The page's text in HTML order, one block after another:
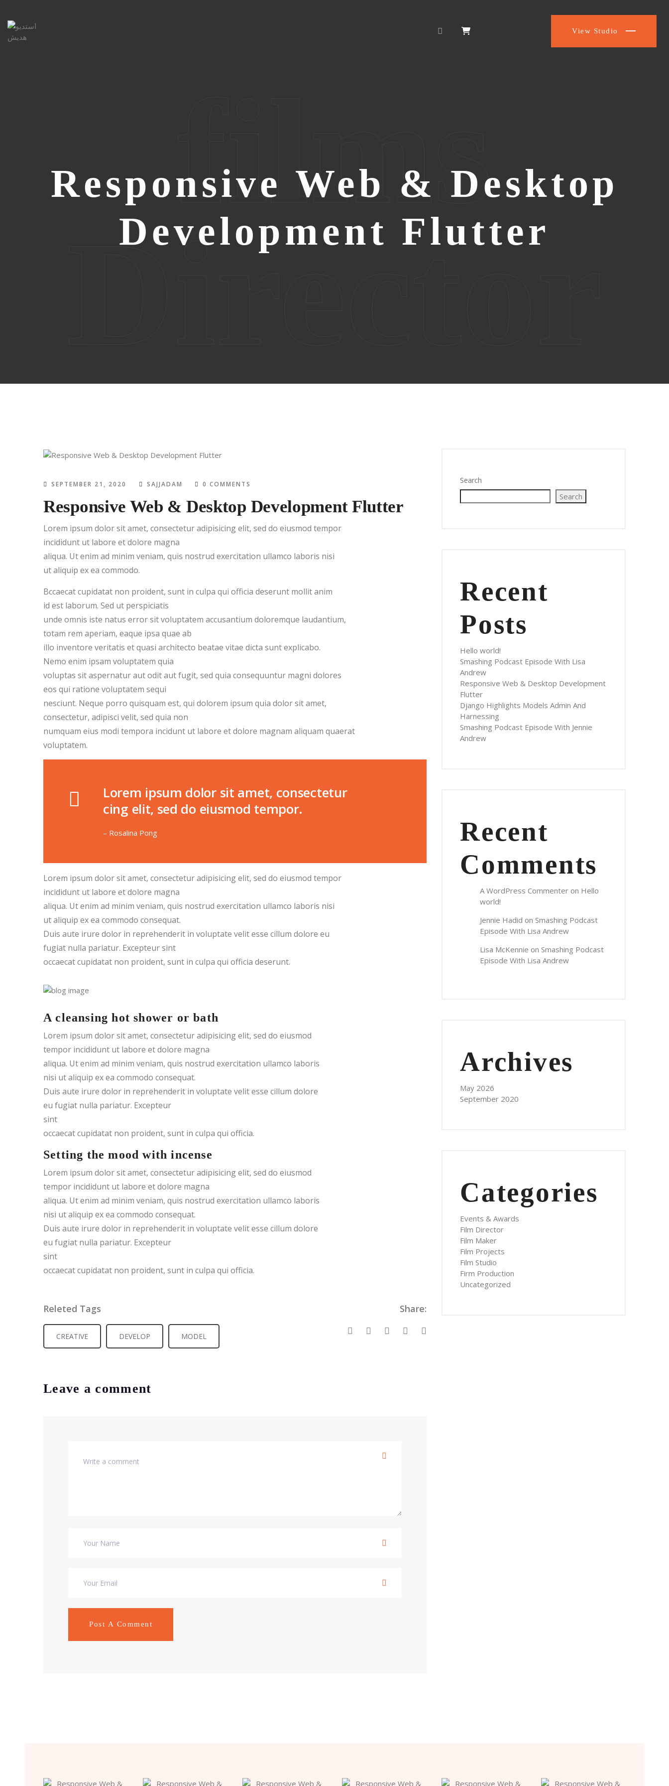
View Studio
films
Director
Responsive Web & Desktop
Development Flutter
SEPTEMBER 21, 2020 SAJJADAM 0 COMMENTS
Responsive Web & Desktop Development Flutter
Lorem ipsum dolor sit amet, consectetur adipisicing elit, sed do eiusmod tempor
incididunt ut labore et dolore magna
aliqua. Ut enim ad minim veniam, quis nostrud exercitation ullamco laboris nisi
ut aliquip ex ea commodo.
Bccaecat cupidatat non proident, sunt in culpa qui officia deserunt mollit anim
id est laborum. Sed ut perspiciatis
unde omnis iste natus error sit voluptatem accusantium doloremque laudantium,
totam rem aperiam, eaque ipsa quae ab
illo inventore veritatis et quasi architecto beatae vitae dicta sunt explicabo.
Nemo enim ipsam voluptatem quia
voluptas sit aspernatur aut odit aut fugit, sed quia consequuntur magni dolores
eos qui ratione voluptatem sequi
nesciunt. Neque porro quisquam est, qui dolorem ipsum quia dolor sit amet,
consectetur, adipisci velit, sed quia non
numquam eius modi tempora incidunt ut labore et dolore magnam aliquam quaerat
voluptatem.
Lorem ipsum dolor sit amet, consectetur
cing elit, sed do eiusmod tempor.
– Rosalina Pong
Lorem ipsum dolor sit amet, consectetur adipisicing elit, sed do eiusmod tempor
incididunt ut labore et dolore magna
aliqua. Ut enim ad minim veniam, quis nostrud exercitation ullamco laboris nisi
ut aliquip ex ea commodo consequat.
Duis aute irure dolor in reprehenderit in voluptate velit esse cillum dolore eu
fugiat nulla pariatur. Excepteur sint
occaecat cupidatat non proident, sunt in culpa qui officia deserunt.
A cleansing hot shower or bath
Lorem ipsum dolor sit amet, consectetur adipisicing elit, sed do eiusmod
tempor incididunt ut labore et dolore magna
aliqua. Ut enim ad minim veniam, quis nostrud exercitation ullamco laboris
nisi ut aliquip ex ea commodo consequat.
Duis aute irure dolor in reprehenderit in voluptate velit esse cillum dolore
eu fugiat nulla pariatur. Excepteur
sint
occaecat cupidatat non proident, sunt in culpa qui officia.
Setting the mood with incense
Lorem ipsum dolor sit amet, consectetur adipisicing elit, sed do eiusmod
tempor incididunt ut labore et dolore magna
aliqua. Ut enim ad minim veniam, quis nostrud exercitation ullamco laboris
nisi ut aliquip ex ea commodo consequat.
Duis aute irure dolor in reprehenderit in voluptate velit esse cillum dolore
eu fugiat nulla pariatur. Excepteur
sint
occaecat cupidatat non proident, sunt in culpa qui officia.
Releted Tags
CREATIVE DEVELOP MODEL
Share:
Leave a comment
Search
Search
Recent
Posts
Hello world!
Smashing Podcast Episode With Lisa
Andrew
Responsive Web & Desktop Development
Flutter
Django Highlights Models Admin And
Harnessing
Smashing Podcast Episode With Jennie
Andrew
Recent
Comments
A WordPress Commenter on Hello
world!
Jennie Hadid on Smashing Podcast
Episode With Lisa Andrew
Lisa McKennie on Smashing Podcast
Episode With Lisa Andrew
Archives
May 2026
September 2020
Categories
Events & Awards
Film Director
Film Maker
Film Projects
Film Studio
Firm Production
Uncategorized